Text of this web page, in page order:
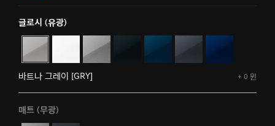
글로시 (유광)
바트나 그레이 [GRY] + 0 원
매트 (무광)